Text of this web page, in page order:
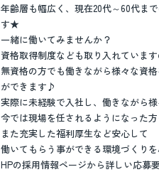
年齢層も幅広く、現在20代～60代ま
す★
一緒に働いてみませんか？
資格取得制度なども取り入れています
無資格の方でも働きながら様々な資
ができます♪
実際に未経験で入社し、働きながら
今では現場を任されるようになった
また充実した福利厚生など安心して
働いてもらう事ができる環境づくり
HPの採用情報ページから詳しい応募